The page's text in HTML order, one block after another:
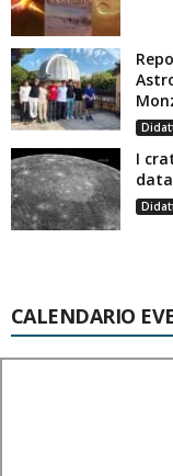
I
CALENDARIO